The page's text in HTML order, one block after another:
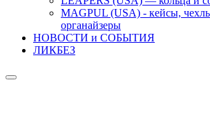
MAGPUL (USA) - кейсы,
органайзеры
НОВОСТИ и СОБЫТИЯ
ЛИКБЕЗ